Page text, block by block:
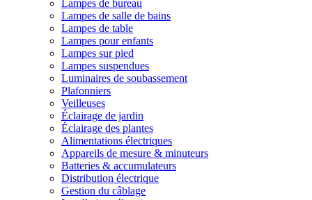
Lampes de bureau
Lampes de salle de bains
Lampes de table
Lampes pour enfants
Lampes sur pied
Lampes suspendues
Luminaires de soubassement
Plafonniers
Veilleuses
Éclairage de jardin
Éclairage des plantes
Alimentations électriques
Appareils de mesure & minuteurs
Batteries & accumulateurs
Distribution électrique
Gestion du câblage